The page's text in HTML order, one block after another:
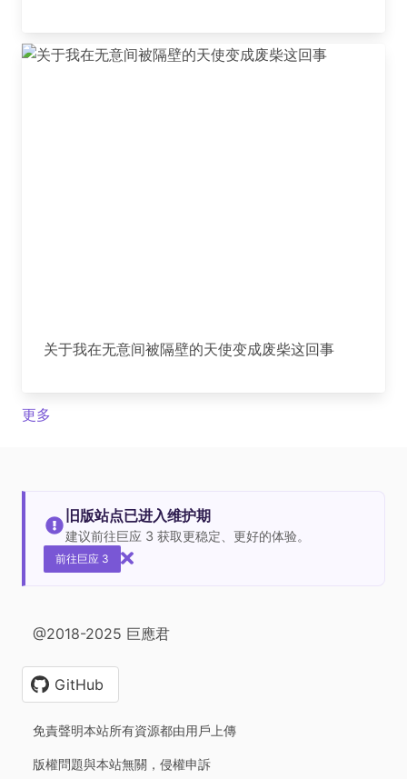
关于我在无意间被隔壁的天使变成废柴这回事
更多
旧版站点已进入维护期
建议前往巨应 3 获取更稳定、更好的体验。
前往巨应 3
@2018-2025 巨應君
GitHub
免責聲明本站所有資源都由用戶上傳
版權問題與本站無關，侵權申訴